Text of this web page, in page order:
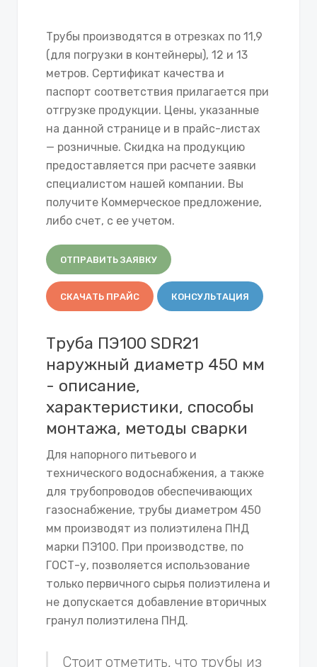
Трубы производятся в отрезках по 11,9
(для погрузки в контейнеры), 12 и 13
метров. Сертификат качества и
паспорт соответствия прилагается при
отгрузке продукции. Цены, указанные
на данной странице и в прайс-листах
— розничные. Скидка на продукцию
предоставляется при расчете заявки
специалистом нашей компании. Вы
получите Коммерческое предложение,
либо счет, с ее учетом.
ОТПРАВИТЬ ЗАЯВКУ
СКАЧАТЬ ПРАЙС КОНСУЛЬТАЦИЯ
Труба ПЭ100 SDR21
наружный диаметр 450 мм
- описание,
характеристики, способы
монтажа, методы сварки
Для напорного питьевого и
технического водоснабжения, а также
для трубопроводов обеспечивающих
газоснабжение, трубы диаметром 450
мм производят из полиэтилена ПНД
марки ПЭ100. При производстве, по
ГОСТ-у, позволяется использование
только первичного сырья полиэтилена и
не допускается добавление вторичных
гранул полиэтилена ПНД.
Стоит отметить, что трубы из